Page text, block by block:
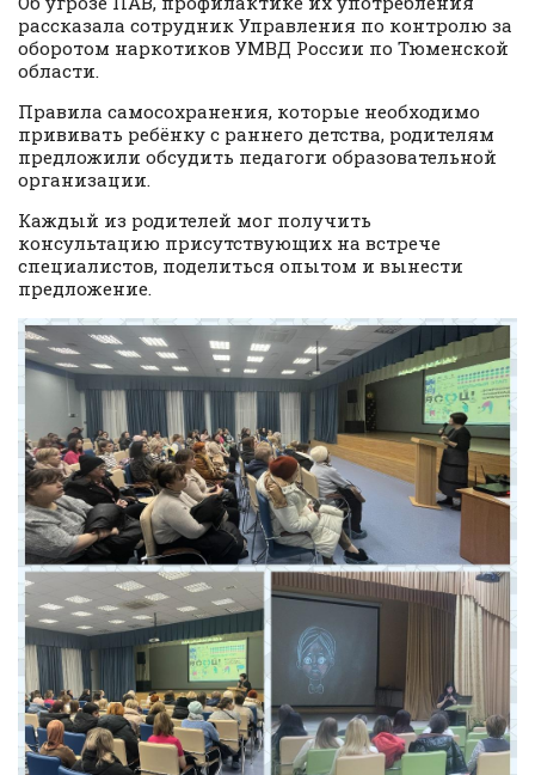
рассказала сотрудник Управления по контролю за
оборотом наркотиков УМВД России по Тюменской
области.
Правила самосохранения, которые необходимо
прививать ребёнку с раннего детства, родителям
предложили обсудить педагоги образовательной
организации.
Каждый из родителей мог получить
консультацию присутствующих на встрече
специалистов, поделиться опытом и вынести
предложение.